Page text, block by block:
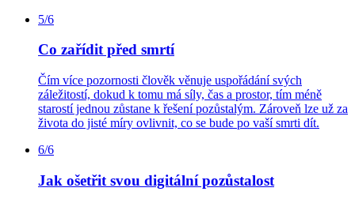
5/6
Co zařídit před smrtí
Čím více pozornosti člověk věnuje uspořádání svých
záležitostí, dokud k tomu má síly, čas a prostor, tím méně
starostí jednou zůstane k řešení pozůstalým. Zároveň lze už za
života do jisté míry ovlivnit, co se bude po vaší smrti dít.
6/6
Jak ošetřit svou digitální pozůstalost